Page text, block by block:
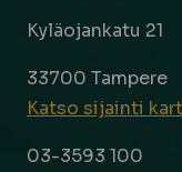
Kyläojankatu 21
33700 Tampere
Katso sijainti
03-3593 100